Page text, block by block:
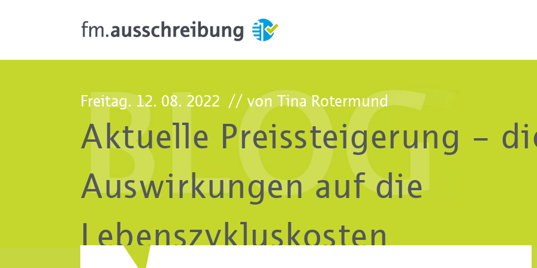
Freitag. 12. 08. 2022 // von Tina Rotermund
Aktuelle Preissteigerung –
Auswirkungen auf die
Lebenszykluskosten